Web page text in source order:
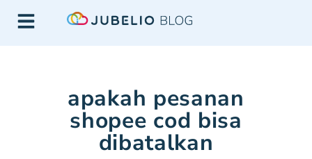
apakah pesanan
shopee cod bisa
dibatalkan